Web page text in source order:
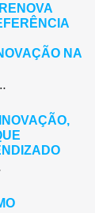
NA
que vai muito além do uso de tecnologias em sala de aula e representa o compromisso coletivo da escola com a inovação, a […]
Recentemente, nossas […]